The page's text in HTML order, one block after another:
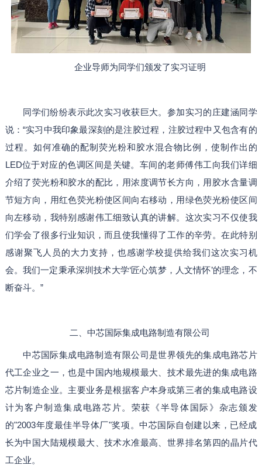
企业导师为同学们颁发了实习证明
同学们纷纷表示此次实习收获巨大。参加实习的庄建涵同学
说：“实习中我印象最深刻的是注胶过程，注胶过程中又包含有的
过程。如何准确的配制荧光粉和胶水混合物比例，使制作出的
LED位于对应的色调区间是关键。车间的老师傅伟工向我们详细
介绍了荧光粉和胶水的配比，用浓度调节长方向，用胶水含量调
节短方向，用红色荧光粉使区间向右移动，用绿色荧光粉使区间
向左移动，我特别感谢伟工细致认真的讲解。这次实习不仅使我
们学会了很多行业知识，而且使我懂得了工作的辛劳。在此特别
感谢聚飞人员的大力支持，也感谢学校提供给我们这次实习机
会。我们一定秉承深圳技术大学‘匠心筑梦，人文情怀’的理念，不
断奋斗。”
二、中芯国际集成电路制造有限公司
中芯国际集成电路制造有限公司是世界领先的集成电路芯片
代工企业之一，也是中国内地规模最大、技术最先进的集成电路
芯片制造企业。主要业务是根据客户本身或第三者的集成电路设
计为客户制造集成电路芯片。荣获《半导体国际》杂志颁发
的"2003年度最佳半导体厂"奖项。中芯国际自创建以来，已经成
长为中国大陆规模最大、技术水准最高、世界排名第四的晶片代
工企业。